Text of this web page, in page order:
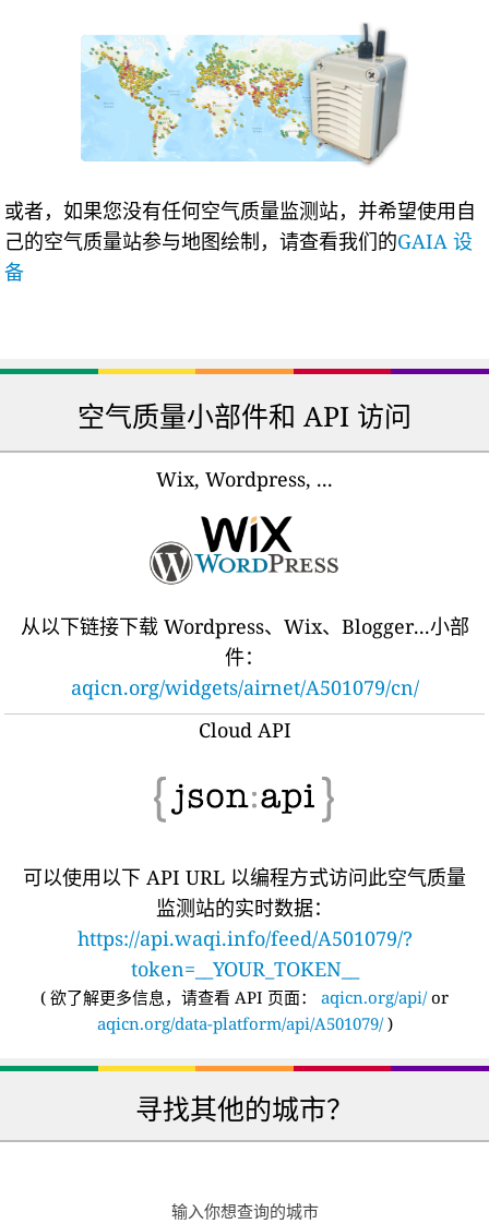
或者，如果您没有任何空气质量监测站，并希望使用自
己的空气质量站参与地图绘制，请查看我们的GAIA 设
备
空气质量小部件和 API 访问
Wix, Wordpress, ...
从以下链接下载 Wordpress、Wix、Blogger...小部
件：
aqicn.org/widgets/airnet/A501079/cn/
Cloud API
可以使用以下 API URL 以编程方式访问此空气质量
监测站的实时数据：
https://api.waqi.info/feed/A501079/?
token=__YOUR_TOKEN__
( 欲了解更多信息，请查看 API 页面： aqicn.org/api/or
aqicn.org/data-platform/api/A501079/)
寻找其他的城市？
输入你想查询的城市